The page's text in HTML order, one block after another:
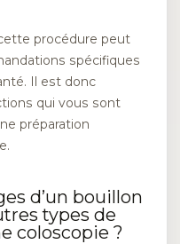
procédure peut
spécifiques
Il est donc
qui vous sont
préparation
d’un bouillon
types de
coloscopie ?